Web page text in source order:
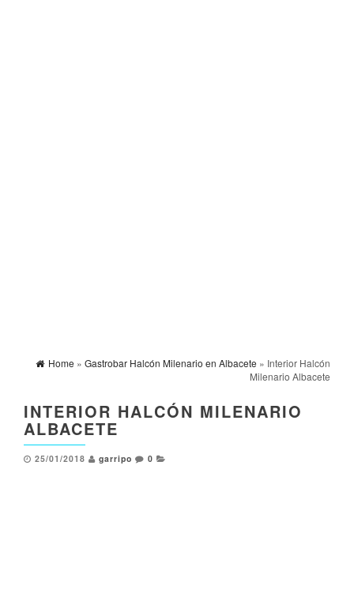
Home » Gastrobar Halcón Milenario en Albacete » Interior Halcón
Milenario Albacete
INTERIOR HALCÓN MILENARIO
ALBACETE
25/01/2018 garripo 0